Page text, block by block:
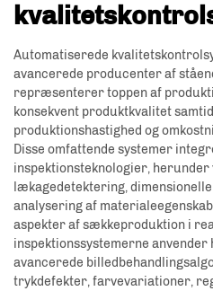
Automatiserede
avancerede producenter af
repræsenterer toppen af
konsekvent produktkvalitet
produktionshastighed og
Disse omfattende systemer
inspektionsteknologier, herunder
lækagedetektering,
analysering af
aspekter af sækkeproduktion i
inspektionssystemerne
avancerede
trykdefekter, farvevariationer,